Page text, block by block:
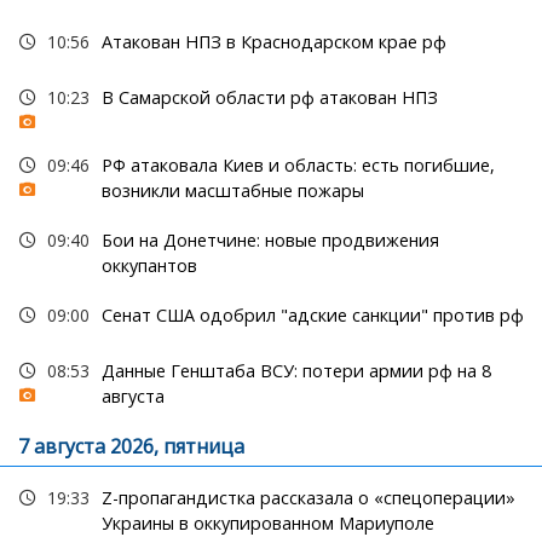
10:56 Атакован НПЗ в Краснодарском крае рф
10:23 В Самарской области рф атакован НПЗ
09:46
РФ атаковала Киев и область: есть погибшие,
возникли масштабные пожары
09:40
Бои на Донетчине: новые продвижения
оккупантов
09:00 Сенат США одобрил "адские санкции" против рф
08:53 Данные Генштаба ВСУ: потери армии рф на 8
августа
7 августа 2026, пятница
19:33
Z-пропагандистка рассказала о «спецоперации»
Украины в оккупированном Мариуполе